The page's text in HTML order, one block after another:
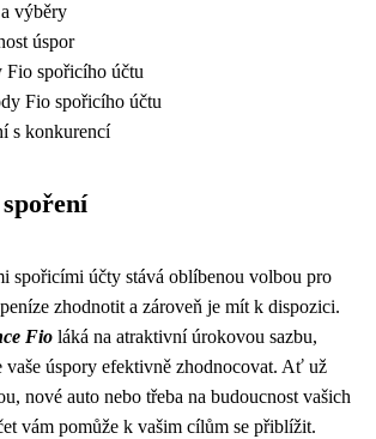
výběry
úspor
spořicího účtu
Fio spořicího účtu
s konkurencí
spořicími účty stává oblíbenou volbou pro
zhodnotit a zároveň je mít k dispozici.
Fio láká na atraktivní úrokovou sazbu,
vaše úspory efektivně zhodnocovat. Ať už
nové auto nebo třeba na budoucnost vašich
vám pomůže k vašim cílům se přiblížit.